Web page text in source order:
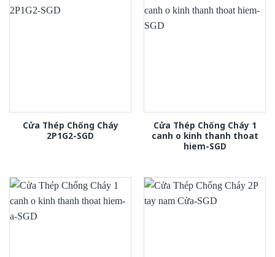
Cửa Thép Chống Cháy
2P1G2-SGD
Cửa Thép Chống Cháy 1
canh o kinh thanh thoat
hiem-SGD